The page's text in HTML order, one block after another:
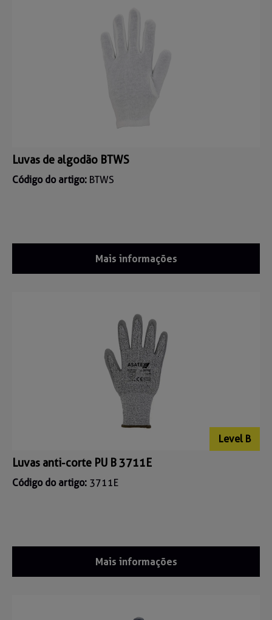
Luvas de algodão BTWS
Código do artigo: BTWS
Mais informações
Level B
Luvas anti-corte PU B 3711E
Código do artigo: 3711E
Mais informações